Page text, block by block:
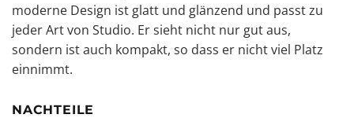
moderne Design ist glatt und glänzend und passt zu
jeder Art von Studio. Er sieht nicht nur gut aus,
sondern ist auch kompakt, so dass er nicht viel Platz
einnimmt.
NACHTEILE